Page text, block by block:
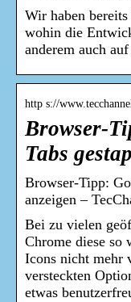
Wir haben
wohin die
anderem auch
http s://
Browser-
Tabs
Browser-Tipp:
anzeigen –
Bei zu vielen
Chrome diese so
Icons nicht mehr
versteckten
etwas